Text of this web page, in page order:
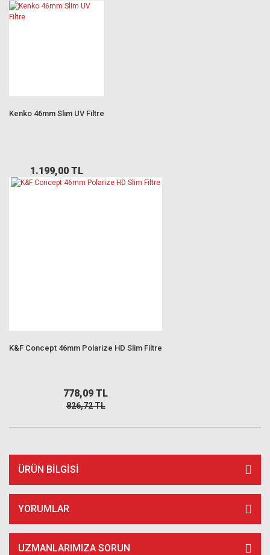
Kenko 46mm Slim UV Filtre
1.199,00 TL
K&F Concept 46mm Polarize HD Slim Filtre
778,09 TL
826,72 TL
ÜRÜN BILGISI
YORUMLAR
UZMANLARIMIZA SORUN